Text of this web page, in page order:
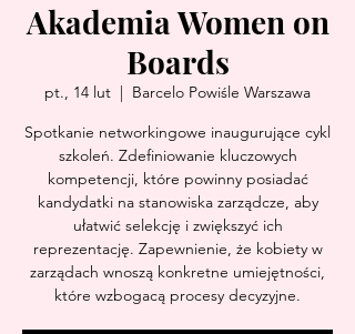
Akademia Women on
Boards
pt., 14 lut
  |
Barcelo Powiśle Warszawa
Spotkanie networkingowe inaugurujące cykl
szkoleń. Zdefiniowanie kluczowych
kompetencji, które powinny posiadać
kandydatki na stanowiska zarządcze, aby
ułatwić selekcję i zwiększyć ich
reprezentację. Zapewnienie, że kobiety w
zarządach wnoszą konkretne umiejętności,
które wzbogacą procesy decyzyjne.